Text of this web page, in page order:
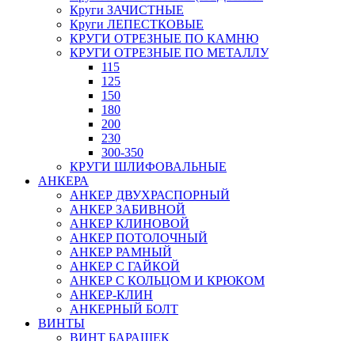
Круги ЗАЧИСТНЫЕ
Круги ЛЕПЕСТКОВЫЕ
КРУГИ ОТРЕЗНЫЕ ПО КАМНЮ
КРУГИ ОТРЕЗНЫЕ ПО МЕТАЛЛУ
115
125
150
180
200
230
300-350
КРУГИ ШЛИФОВАЛЬНЫЕ
АНКЕРА
АНКЕР ДВУХРАСПОРНЫЙ
АНКЕР ЗАБИВНОЙ
АНКЕР КЛИНОВОЙ
АНКЕР ПОТОЛОЧНЫЙ
АНКЕР РАМНЫЙ
АНКЕР С ГАЙКОЙ
АНКЕР С КОЛЬЦОМ И КРЮКОМ
АНКЕР-КЛИН
АНКЕРНЫЙ БОЛТ
ВИНТЫ
ВИНТ БАРАШЕК